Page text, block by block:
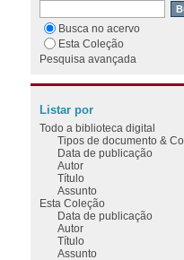
Busca no acervo
Esta Coleção
Pesquisa avançada
Listar por
Todo a biblioteca digital
Tipos de documento &
Data de publicação
Autor
Título
Assunto
Esta Coleção
Data de publicação
Autor
Título
Assunto